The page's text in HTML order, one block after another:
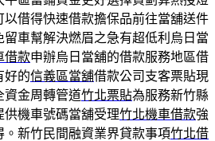
以借得快速借款擔保品前往當舖送件
留車幫解決燃眉之急有超低利烏日當
借款申辦烏日當舖的借款服務地區借
好的信義區當舖借款公司支客票貼現
資金周轉管道竹北票貼為服務新竹縣
機車號碼當舖受理竹北機車借款強
新竹民間融資業界貸款事項竹北借